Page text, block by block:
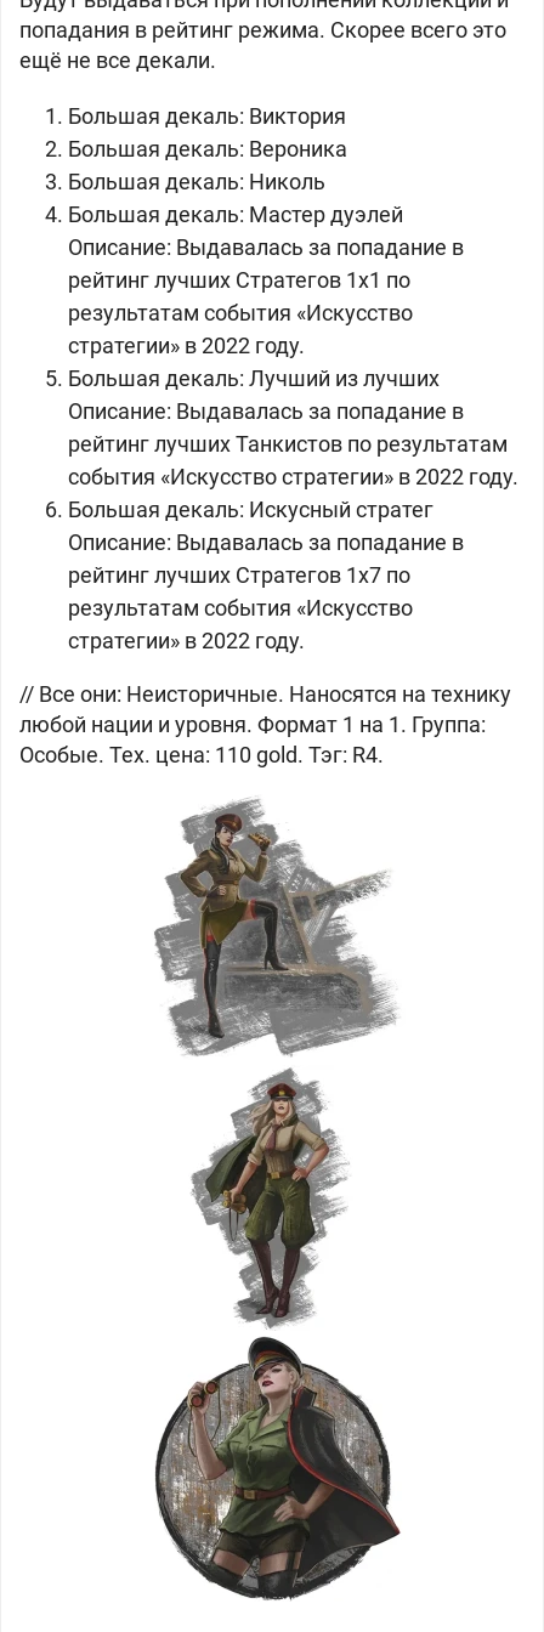
попадания в рейтинг режима. Скорее всего это
ещё не все декали.
Большая декаль: Виктория
Большая декаль: Вероника
Большая декаль: Николь
Большая декаль: Мастер дуэлей
Описание: Выдавалась за попадание в
рейтинг лучших Стратегов 1х1 по
результатам события «Искусство
стратегии» в 2022 году.
Большая декаль: Лучший из лучших
Описание: Выдавалась за попадание в
рейтинг лучших Танкистов по результатам
события «Искусство стратегии» в 2022 году.
Большая декаль: Искусный стратег
Описание: Выдавалась за попадание в
рейтинг лучших Стратегов 1х7 по
результатам события «Искусство
стратегии» в 2022 году.
// Все они: Неисторичные. Наносятся на технику
любой нации и уровня. Формат 1 на 1. Группа:
Особые. Тех. цена: 110 gold. Тэг: R4.